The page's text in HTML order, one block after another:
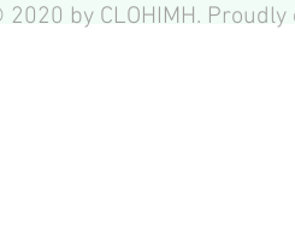
by CLOHIMH.